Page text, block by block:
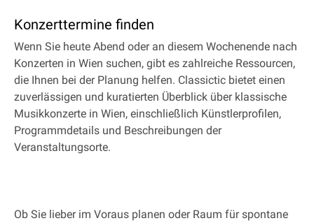
Konzerttermine finden
Wenn Sie heute Abend oder an diesem Wochenende nach
Konzerten in Wien suchen, gibt es zahlreiche Ressourcen,
die Ihnen bei der Planung helfen. Classictic bietet einen
zuverlässigen und kuratierten Überblick über klassische
Musikkonzerte in Wien, einschließlich Künstlerprofilen,
Programmdetails und Beschreibungen der
Veranstaltungsorte.
Ob Sie lieber im Voraus planen oder Raum für spontane